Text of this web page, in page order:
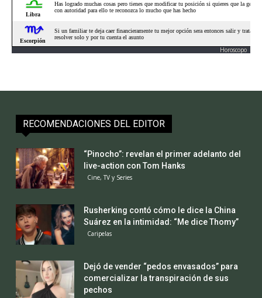
Horoscopo
RECOMENDACIONES DEL EDITOR
“Pinocho”: revelan el primer adelanto del
live-action con Tom Hanks
Cine, TV y Series
Rusherking contó cómo le dice la China
Suárez en la intimidad: “Me dice Thomy”
Caripelas
Dejó de vender “pedos envasados” para
comercializar la transpiración de sus
pechos